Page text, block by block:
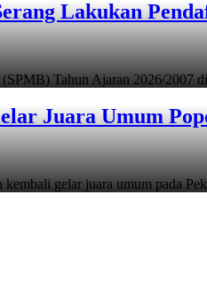
Lakukan
Tahun Ajaran 2026/2007
Juara Umum
gelar juara umum pada